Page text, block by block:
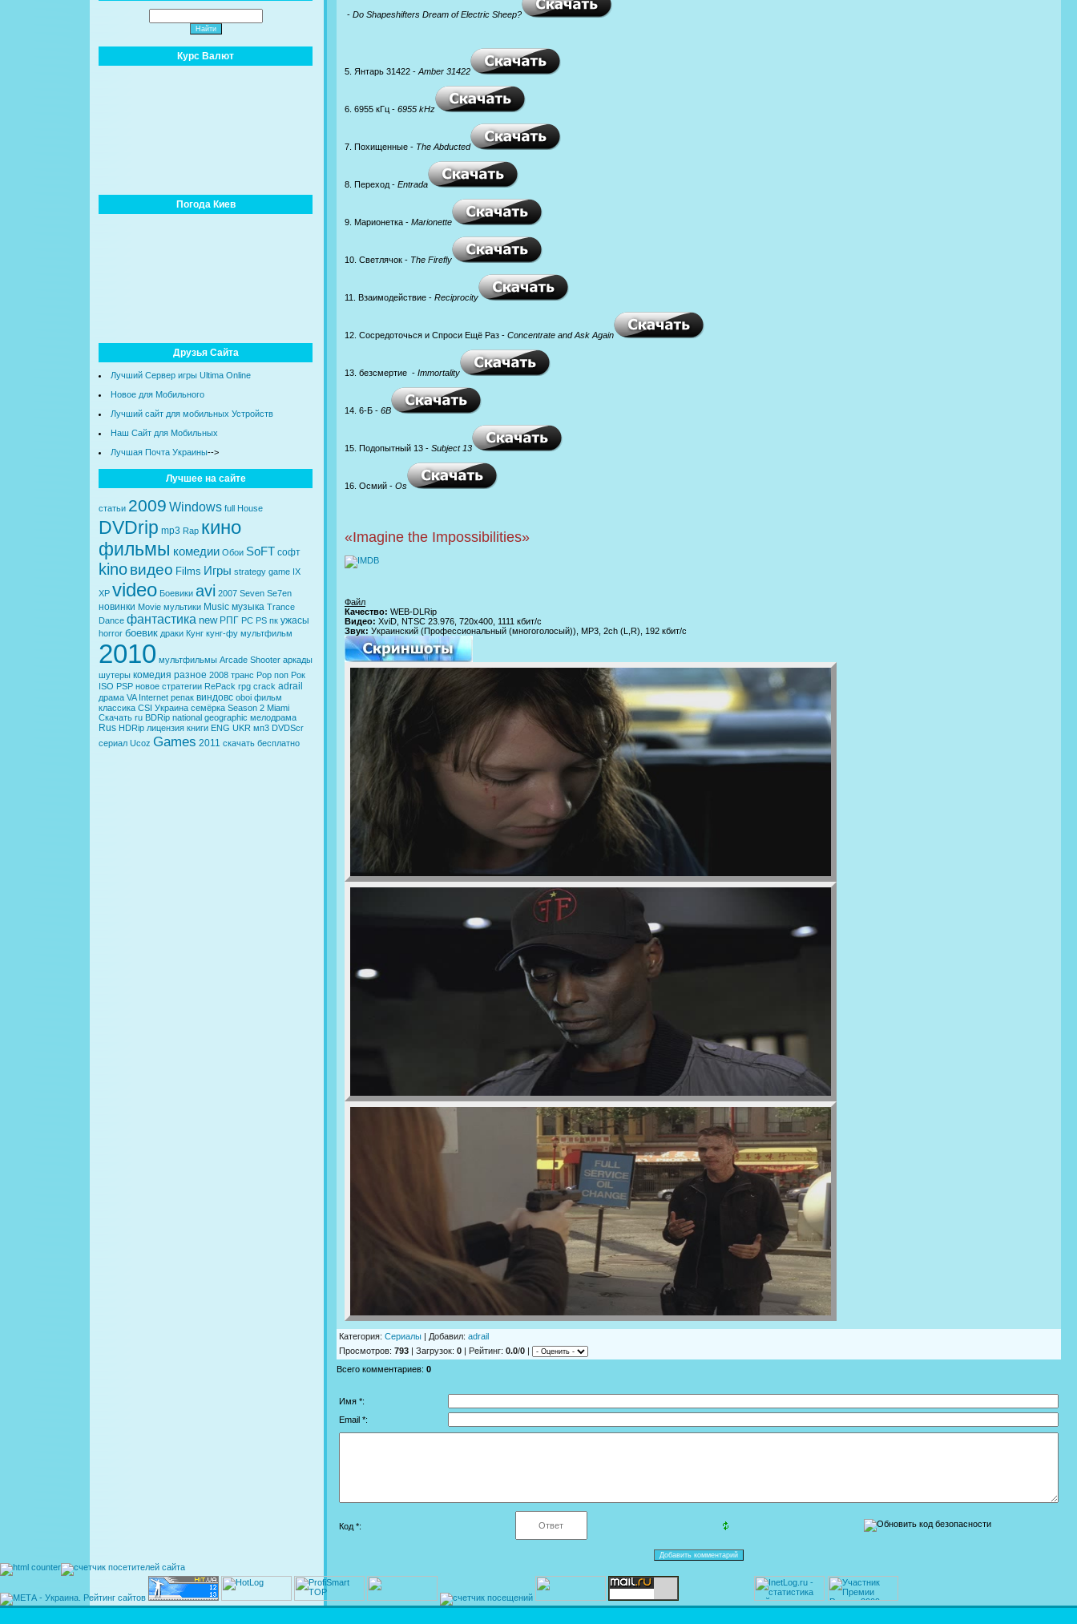
Курс Валют
Погода Киев
Друзья Сайта
Лучший Сервер игры Ultima Online
Новое для Мобильного
Лучший сайт для мобильных Устройств
Наш Сайт для Мобильных
Лучшая Почта Украины-->
Лучшее на сайте
статьи 2009 Windows full House
DVDrip mp3 Rap кино
фильмы комедии Обои SoFT софт
kinoвидео Films Игры strategy game IX
XP video Боевики avi 2007 Seven Se7en
новинки Movie мультики Music музыка Trance
Dance фантастика new РПГ PC PS пк ужасы
horror боевик драки Кунг кунг-фу мультфильм
2010 мультфильмы Arcade Shooter аркады
шутеры комедия разное 2008 транс Pop поп Рок
ISO PSP новое стратегии RePack rpg crack adrail
драма VA Internet репак виндовс oboi фильм
классика CSI Украина семёрка Season 2 Miami
Скачать ru BDRip national geographic мелодрама
Rus HDRip лицензия книги ENG UKR мп3 DVDScr
сериал Ucoz Games 2011 скачать бесплатно
- Do Shapeshifters Dream of Electric Sheep?
5. Янтарь 31422 - Amber 31422
6. 6955 кГц - 6955 kHz
7. Похищенные - The Abducted
8. Переход - Entrada
9. Марионетка - Marionette
10. Светлячок - The Firefly
11. Взаимодействие - Reciprocity
12. Сосредоточься и Спроси Ещё Раз - Concentrate and Ask Again
13. безсмертие - Immortality
14. 6-Б - 6B
15. Подопытный 13 - Subject 13
16. Осмий - Os
«Imagine the Impossibilities»
Файл
Качество: WEB-DLRip
Видео: XviD, NTSC 23.976, 720x400, 1111 кбит/с
Звук: Украинский (Профессиональный (многоголосый)), MP3, 2ch (L,R), 192 кбит/с
Категория: Сериалы | Добавил: adrail
Просмотров: 793 | Загрузок: 0 | Рейтинг: 0.0/0 |
Всего комментариев: 0
Имя *:
Email *:
Код *: